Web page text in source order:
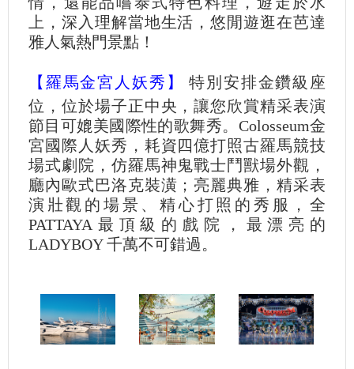
上，深入理解當地生活，悠閒遊逛在芭達
雅人氣熱門景點！
【羅馬金宮人妖秀】
特別安排金鑽級座
位，位於場子正中央，讓您欣賞精采表演
節目可媲美國際性的歌舞秀。Colosseum金
宮國際人妖秀，耗資四億打照古羅馬競技
場式劇院，仿羅馬神鬼戰士鬥獸場外觀，
廳內歐式巴洛克裝潢；亮麗典雅，精采表
演壯觀的場景、精心打照的秀服，全
PATTAYA最頂級的戲院，最漂亮的
LADYBOY 千萬不可錯過。